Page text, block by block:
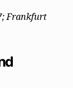
Frankfurt